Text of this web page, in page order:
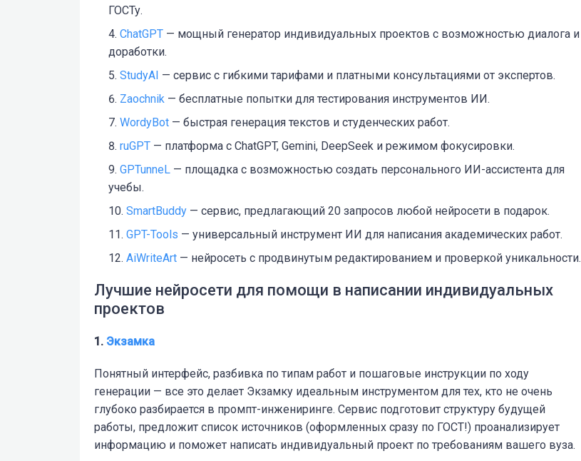
ГОСТу.
ChatGPT — мощный генератор индивидуальных проектов с возможностью диалога и
доработки.
StudyAI — сервис с гибкими тарифами и платными консультациями от экспертов.
Zaochnik — бесплатные попытки для тестирования инструментов ИИ.
WordyBot — быстрая генерация текстов и студенческих работ.
ruGPT — платформа с ChatGPT, Gemini, DeepSeek и режимом фокусировки.
GPTunneL — площадка с возможностью создать персонального ИИ-ассистента для
учебы.
SmartBuddy — сервис, предлагающий 20 запросов любой нейросети в подарок.
GPT-Tools — универсальный инструмент ИИ для написания академических работ.
AiWriteArt — нейросеть с продвинутым редактированием и проверкой уникальности.
Лучшие нейросети для помощи в написании индивидуальных
проектов
1. Экзамка
Понятный интерфейс, разбивка по типам работ и пошаговые инструкции по ходу
генерации — все это делает Экзамку идеальным инструментом для тех, кто не очень
глубоко разбирается в промпт-инжениринге. Сервис подготовит структуру будущей
работы, предложит список источников (оформленных сразу по ГОСТ!) проанализирует
информацию и поможет написать индивидуальный проект по требованиям вашего вуза.